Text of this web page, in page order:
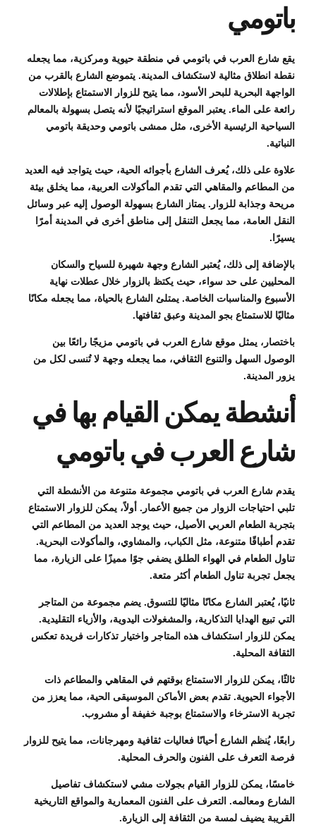
باتومي
يقع شارع العرب في باتومي في منطقة حيوية ومركزية، مما يجعله
نقطة انطلاق مثالية لاستكشاف المدينة. يتموضع الشارع بالقرب من
الواجهة البحرية للبحر الأسود، مما يتيح للزوار الاستمتاع بإطلالات
رائعة على الماء. يعتبر الموقع استراتيجيًا لأنه يتصل بسهولة بالمعالم
السياحية الرئيسية الأخرى، مثل ممشى باتومي وحديقة باتومي
النباتية.
علاوة على ذلك، يُعرف الشارع بأجوائه الحية، حيث يتواجد فيه العديد
من المطاعم والمقاهي التي تقدم المأكولات العربية، مما يخلق بيئة
مريحة وجذابة للزوار. يمتاز الشارع بسهولة الوصول إليه عبر وسائل
النقل العامة، مما يجعل التنقل إلى مناطق أخرى في المدينة أمرًا
يسيرًا.
بالإضافة إلى ذلك، يُعتبر الشارع وجهة شهيرة للسياح والسكان
المحليين على حد سواء، حيث يكتظ بالزوار خلال عطلات نهاية
الأسبوع والمناسبات الخاصة. يمتلئ الشارع بالحياة، مما يجعله مكانًا
مثاليًا للاستمتاع بجو المدينة وعبق ثقافتها.
باختصار، يمثل موقع شارع العرب في باتومي مزيجًا رائعًا بين
الوصول السهل والتنوع الثقافي، مما يجعله وجهة لا تُنسى لكل من
يزور المدينة.
أنشطة يمكن القيام بها في
شارع العرب في باتومي
يقدم شارع العرب في باتومي مجموعة متنوعة من الأنشطة التي
تلبي احتياجات الزوار من جميع الأعمار. أولاً، يمكن للزوار الاستمتاع
بتجربة الطعام العربي الأصيل، حيث يوجد العديد من المطاعم التي
تقدم أطباقًا متنوعة، مثل الكباب، والمشاوي، والمأكولات البحرية.
تناول الطعام في الهواء الطلق يضفي جوًا مميزًا على الزيارة، مما
يجعل تجربة تناول الطعام أكثر متعة.
ثانيًا، يُعتبر الشارع مكانًا مثاليًا للتسوق. يضم مجموعة من المتاجر
التي تبيع الهدايا التذكارية، والمشغولات اليدوية، والأزياء التقليدية.
يمكن للزوار استكشاف هذه المتاجر واختيار تذكارات فريدة تعكس
الثقافة المحلية.
ثالثًا، يمكن للزوار الاستمتاع بوقتهم في المقاهي والمطاعم ذات
الأجواء الحيوية. تقدم بعض الأماكن الموسيقى الحية، مما يعزز من
تجربة الاسترخاء والاستمتاع بوجبة خفيفة أو مشروب.
رابعًا، يُنظم الشارع أحيانًا فعاليات ثقافية ومهرجانات، مما يتيح للزوار
فرصة التعرف على الفنون والحرف المحلية.
خامسًا، يمكن للزوار القيام بجولات مشي لاستكشاف تفاصيل
الشارع ومعالمه. التعرف على الفنون المعمارية والمواقع التاريخية
القريبة يضيف لمسة من الثقافة إلى الزيارة.